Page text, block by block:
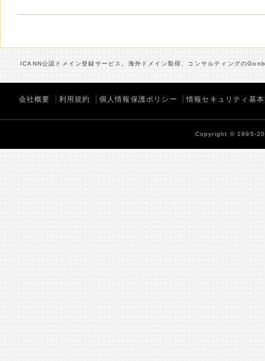
ICANN公認ドメイン登録サービス。海外ドメイン取得、コンサルティングの
会社概要 利用規約 個人情報保護ポリシー 情報セキュリティ基
Copyright © 1995-